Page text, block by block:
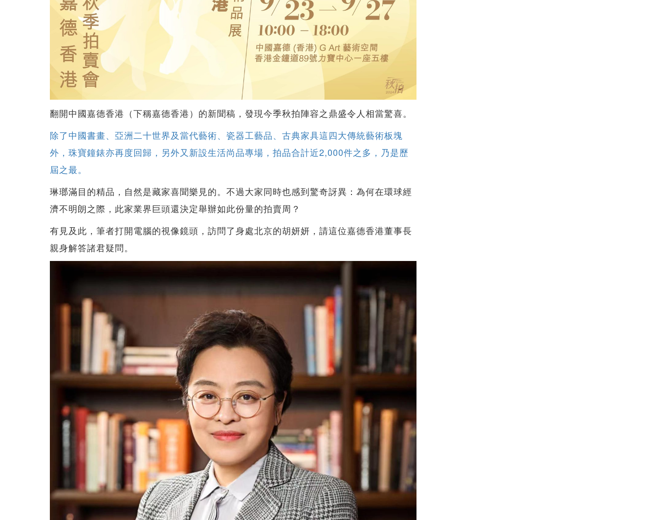
翻開中國嘉德香港（下稱嘉德香港）的新聞稿，發現今季秋拍陣容之鼎盛令人相當驚喜。
除了中國書畫、亞洲二十世界及當代藝術、瓷器工藝品、古典家具這四大傳統藝術板塊
外，珠寶鐘錶亦再度回歸，另外又新設生活尚品專場，拍品合計近2,000件之多，乃是歷
屆之最。
琳瑯滿目的精品，自然是藏家喜聞樂見的。不過大家同時也感到驚奇訝異：為何在環球經
濟不明朗之際，此家業界巨頭還決定舉辦如此份量的拍賣周？
有見及此，筆者打開電腦的視像鏡頭，訪問了身處北京的胡妍妍，請這位嘉德香港董事長
親身解答諸君疑問。